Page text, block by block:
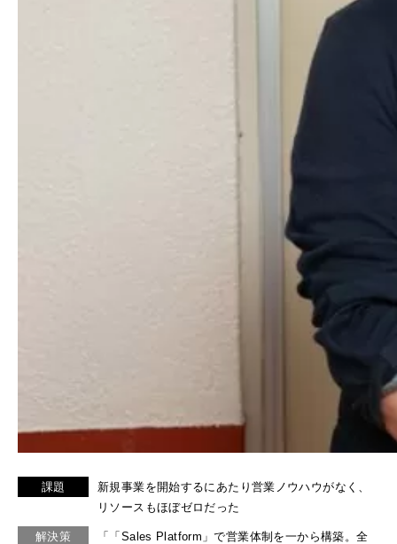
課題
新規事業を開始するにあたり営業ノウハウがなく、
リソースもほぼゼロだった
解決策
「「Sales Platform」で営業体制を一から構築。全